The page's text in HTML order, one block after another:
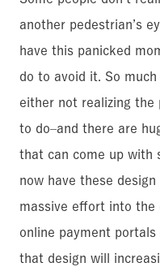
another pedestrian’s
have this panicked
do to avoid it. So
either not realizing the
to do–and there are
that can come up with
now have these
massive effort into the
online payment
that design will